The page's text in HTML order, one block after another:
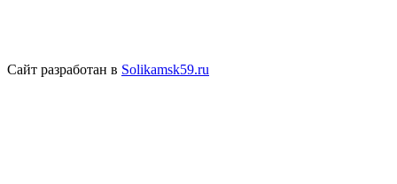
Сайт разработан в Solikamsk59.ru